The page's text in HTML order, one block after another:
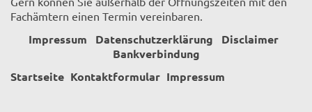
Fachämtern einen Termin vereinbaren.
Impressum Datenschutzerklärung
Disclaimer
Bankverbindung
Startseite Kontaktformular Impressum